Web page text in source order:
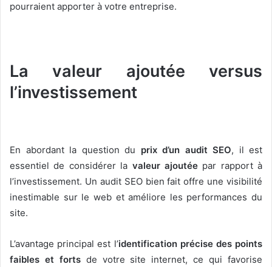
pourraient apporter à votre entreprise.
La valeur ajoutée versus
l’investissement
En abordant la question du prix d’un audit SEO, il est
essentiel de considérer la valeur ajoutéepar rapport à
l’investissement. Un audit SEO bien fait offre une visibilité
inestimable sur le web et améliore les performances du
site.
L’avantage principal est l’identification précise des points
faibles et fortsde votre site internet, ce qui favorise